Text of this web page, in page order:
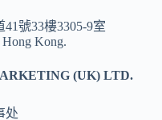
號33樓3305-9室
Kong.
(UK) LTD.
处